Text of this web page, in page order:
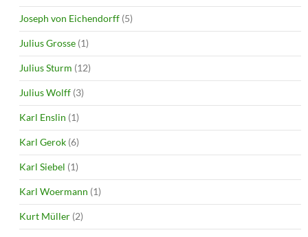
Joseph von Eichendorff (5)
Julius Grosse (1)
Julius Sturm (12)
Julius Wolff (3)
Karl Enslin (1)
Karl Gerok (6)
Karl Siebel (1)
Karl Woermann (1)
Kurt Müller (2)